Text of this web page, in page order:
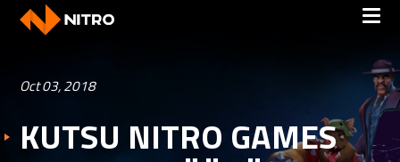
Oct 03, 2018
KUTSU NITRO GAMES